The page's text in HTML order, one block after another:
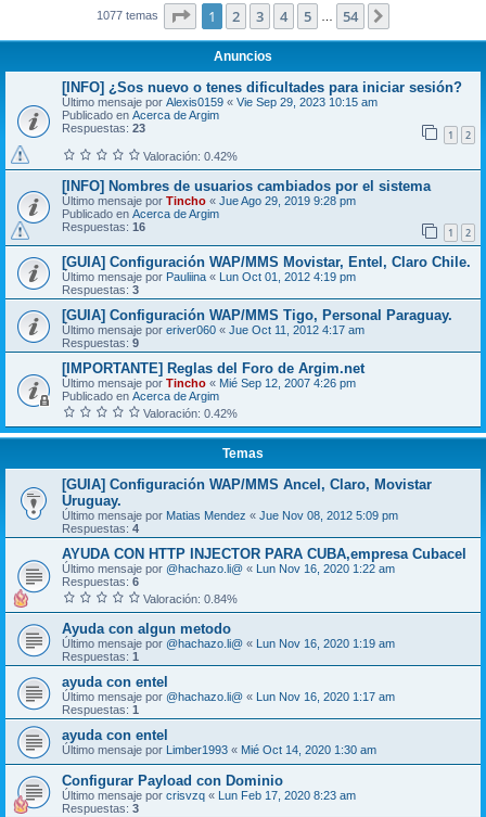
1077 temas Página de 54
1 2 3 4 5 54
Anuncios
[INFO] ¿Sos nuevo o tenes dificultades para iniciar sesión?
Último mensaje por Alexis0159 « Vie Sep 29, 2023 10:15 am
Publicado en Acerca de Argim
Respuestas: 23 1 2
Valoración: 0.42%
[INFO] Nombres de usuarios cambiados por el sistema
Último mensaje por Tincho « Jue Ago 29, 2019 9:28 pm
Publicado en Acerca de Argim
Respuestas: 16 1 2
[GUIA] Configuración WAP/MMS Movistar, Entel, Claro Chile.
Último mensaje por Pauliina «
Lun Oct 01, 2012 4:19 pm
Respuestas: 3
[GUIA] Configuración WAP/MMS Tigo, Personal Paraguay.
Último mensaje por eriver060 « Jue Oct 11, 2012 4:17 am
Respuestas: 9
[IMPORTANTE] Reglas del Foro de Argim.net
Último mensaje por Tincho « Mié Sep 12, 2007 4:26 pm
Publicado en Acerca de Argim
Valoración: 0.42%
Temas
[GUIA] Configuración WAP/MMS Ancel, Claro, Movistar
Uruguay.
Último mensaje por Matias Mendez « Jue Nov 08, 2012 5:09 pm
Respuestas: 4
AYUDA CON HTTP INJECTOR PARA CUBA,empresa Cubacel
Último mensaje por @hachazo.li@ «
Lun Nov 16, 2020 1:22 am
Respuestas: 6
Valoración: 0.84%
Ayuda con algun metodo
Último mensaje por @hachazo.li@ «
Lun Nov 16, 2020 1:19 am
Respuestas: 1
ayuda con entel
Último mensaje por @hachazo.li@ «
Lun Nov 16, 2020 1:17 am
Respuestas: 1
ayuda con entel
Último mensaje por Limber1993 « Mié Oct 14, 2020 1:30 am
Configurar Payload con Dominio
Último mensaje por crisvzq «
Lun Feb 17, 2020 8:23 am
Respuestas: 3